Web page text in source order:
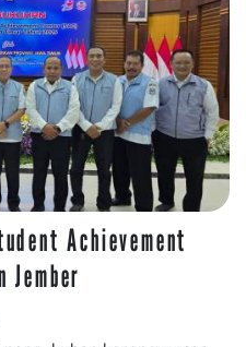
Achievement
Jember